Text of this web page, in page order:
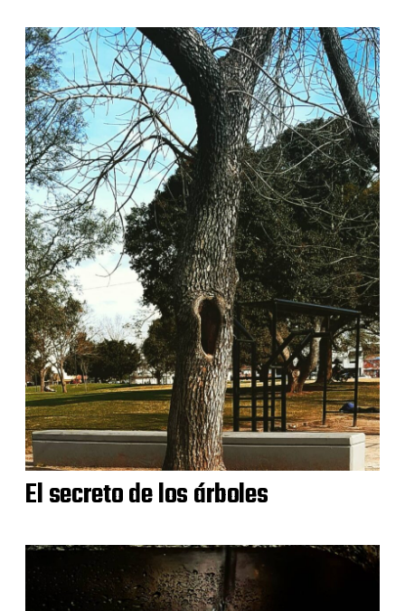
El secreto de los árboles